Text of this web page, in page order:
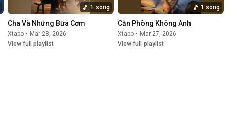
1 song
Cha Và Những Bữa Cơm
Xtapo • Mar 28, 2026
View full playlist
1 song
Căn Phòng Không Anh
Xtapo • Mar 27, 2026
View full playlist